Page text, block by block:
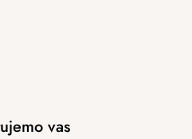
vas